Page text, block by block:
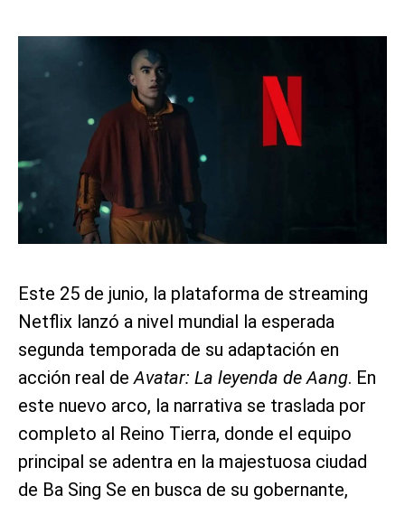
Este 25 de junio, la plataforma de streaming
Netflix lanzó a nivel mundial la esperada
segunda temporada de su adaptación en
acción real deAvatar: La leyenda de Aang. En
este nuevo arco, la narrativa se traslada por
completo al Reino Tierra, donde el equipo
principal se adentra en la majestuosa ciudad
de Ba Sing Se en busca de su gobernante,